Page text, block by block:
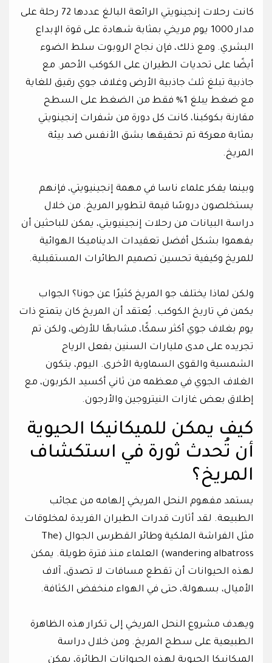
كانت رحلات إنجينويتي الرائعة البالغ عددها 72 رحلة على
مدار 1000 يوم مريخي بمثابة شهادة على قوة الإبداع
البشري. ومع ذلك، فإن نجاح الروبوت سلط الضوء
أيضًا على تحديات الطيران على الكوكب الأحمر. مع
جاذبية تبلغ ثلث جاذبية الأرض وغلاف جوي رقيق للغاية
مع ضغط يبلغ 1% فقط من الضغط على السطح
مقارنة بكوكبنا، كانت كل دورة من شفرات إنجينويتي
بمثابة معركة تم تحقيقها بشق الأنفس ضد بيئة
المريخ.
وبينما يفكر علماء ناسا في مهمة إنجينيويتي، فإنهم
يستخلصون دروسًا قيمة لتطوير المريخ. من خلال
دراسة البيانات من رحلات إنجينيويتي، يمكن للباحثين أن
يفهموا بشكل أفضل تعقيدات الديناميكا الهوائية
للمريخ وكيفية تحسين تصميم الطائرات المستقبلية.
ولكن لماذا يختلف جو المريخ كثيرًا عن جونا؟ الجواب
يكمن في تاريخ الكوكب. يُعتقد أن المريخ كان يتمتع ذات
يوم بغلاف جوي أكثر سمكًا، مشابهًا للأرض، ولكن تم
تجريده على مدى مليارات السنين بفعل الرياح
الشمسية والقوى السماوية الأخرى. اليوم، يتكون
الغلاف الجوي في معظمه من ثاني أكسيد الكربون، مع
إطلاق بعض غازات النيتروجين والأرجون.
كيف يمكن للميكانيكا الحيوية
أن تُحدث ثورة في استكشاف
المريخ؟
يستمد مفهوم النحل المريخي إلهامه من عجائب
الطبيعة. لقد أثارت قدرات الطيران الفريدة لمخلوقات
مثل الفراشة الملكية وطائر القطرس الجوال (The
wandering albatross) العلماء منذ فترة طويلة. يمكن
لهذه الحيوانات أن تقطع مسافات لا تصدق، آلاف
الأميال، بسهولة، حتى في الهواء منخفض الكثافة.
ويهدف مشروع النحل المريخي إلى تكرار هذه الظاهرة
الطبيعية على سطح المريخ. ومن خلال دراسة
الميكانيكا الحيوية لهذه الحيوانات الطائرة، يمكن